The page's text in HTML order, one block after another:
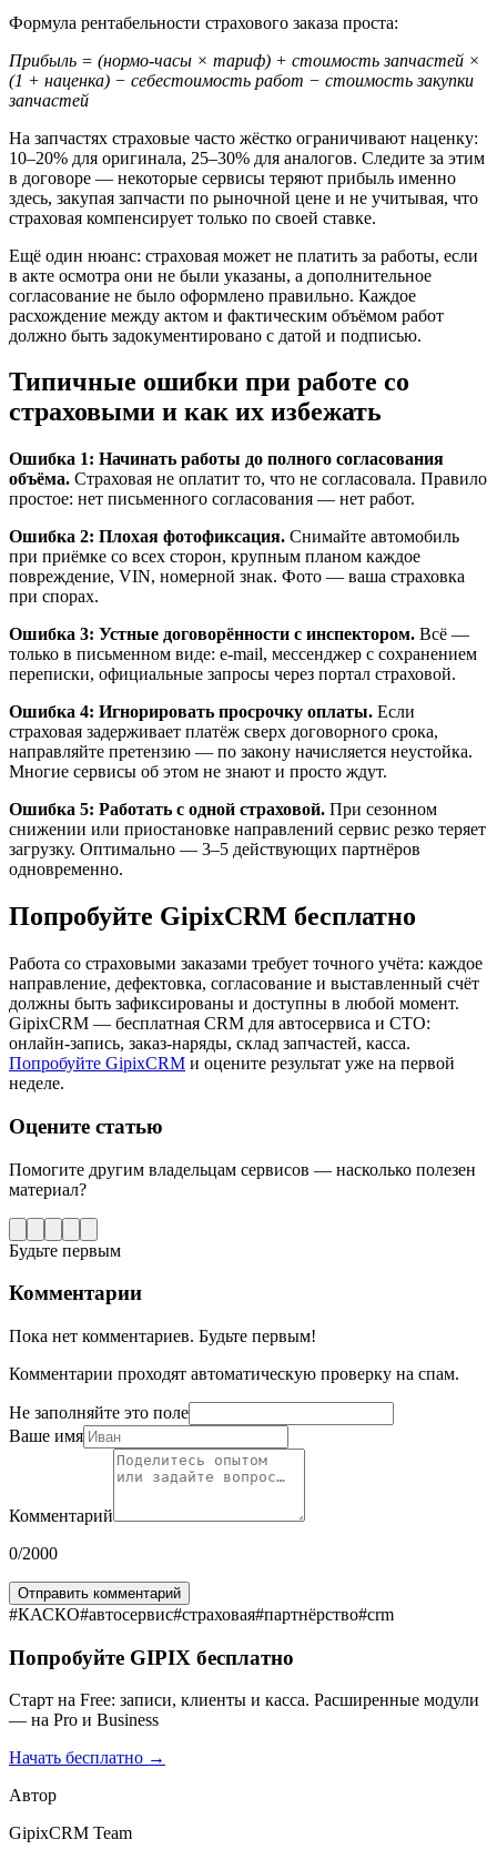
Формула рентабельности страхового заказа проста:
Прибыль = (нормо-часы × тариф) + стоимость запчастей ×
(1 + наценка) − себестоимость работ − стоимость закупки
запчастей
На запчастях страховые часто жёстко ограничивают наценку:
10–20% для оригинала, 25–30% для аналогов. Следите за этим
в договоре — некоторые сервисы теряют прибыль именно
здесь, закупая запчасти по рыночной цене и не учитывая, что
страховая компенсирует только по своей ставке.
Ещё один нюанс: страховая может не платить за работы, если
в акте осмотра они не были указаны, а дополнительное
согласование не было оформлено правильно. Каждое
расхождение между актом и фактическим объёмом работ
должно быть задокументировано с датой и подписью.
Типичные ошибки при работе со
страховыми и как их избежать
Ошибка 1: Начинать работы до полного согласования
объёма. Страховая не оплатит то, что не согласовала. Правило
простое: нет письменного согласования — нет работ.
Ошибка 2: Плохая фотофиксация. Снимайте автомобиль
при приёмке со всех сторон, крупным планом каждое
повреждение, VIN, номерной знак. Фото — ваша страховка
при спорах.
Ошибка 3: Устные договорённости с инспектором. Всё —
только в письменном виде: e-mail, мессенджер с сохранением
переписки, официальные запросы через портал страховой.
Ошибка 4: Игнорировать просрочку оплаты. Если
страховая задерживает платёж сверх договорного срока,
направляйте претензию — по закону начисляется неустойка.
Многие сервисы об этом не знают и просто ждут.
Ошибка 5: Работать с одной страховой. При сезонном
снижении или приостановке направлений сервис резко теряет
загрузку. Оптимально — 3–5 действующих партнёров
одновременно.
Попробуйте GipixCRM бесплатно
Работа со страховыми заказами требует точного учёта: каждое
направление, дефектовка, согласование и выставленный счёт
должны быть зафиксированы и доступны в любой момент.
GipixCRM — бесплатная CRM для автосервиса и СТО:
онлайн-запись, заказ-наряды, склад запчастей, касса.
Попробуйте GipixCRM и оцените результат уже на первой
неделе.
Оцените статью
Помогите другим владельцам сервисов — насколько полезен
материал?
Будьте первым
Комментарии
Пока нет комментариев. Будьте первым!
Комментарии проходят автоматическую проверку на спам.
Не заполняйте это поле
Ваше имя
Комментарий
0/2000
Отправить комментарий
#КАСКО#автосервис#страховая#партнёрство#crm
Попробуйте GIPIX бесплатно
Старт на Free: записи, клиенты и касса. Расширенные модули
— на Pro и Business
Начать бесплатно →
Автор
GipixCRM Team